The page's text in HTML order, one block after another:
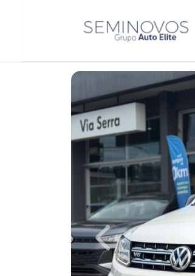
Previous